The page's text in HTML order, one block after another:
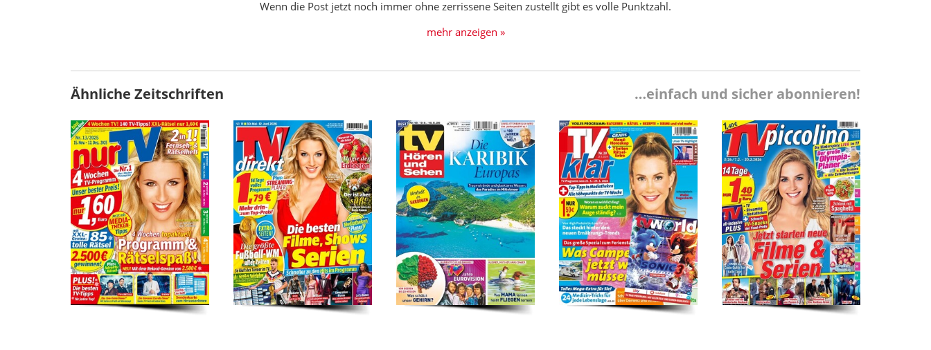
Wenn die Post jetzt noch immer ohne zerrissene Seiten zustellt gibt es volle Punktzahl.
mehr anzeigen »
Ähnliche Zeitschriften …einfach und sicher abonnieren!